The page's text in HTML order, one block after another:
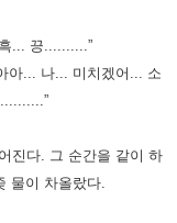
... 끙..........”
아... 나... 미치겠어... 소
진다.
그 순간을 같이 하
물이 차올랐다.